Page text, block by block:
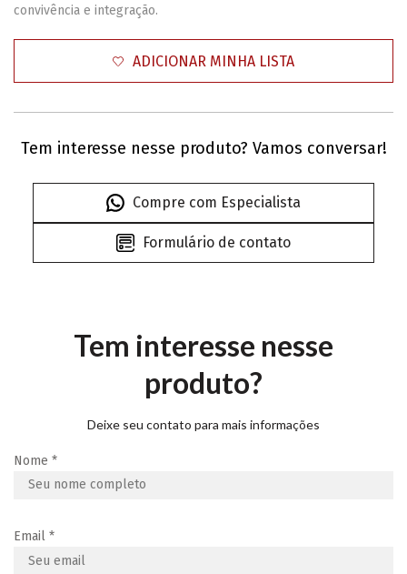
convivência e integração.
ADICIONAR MINHA LISTA
Tem interesse nesse produto? Vamos conversar!
Compre com Especialista
Formulário de contato
Tem interesse nesse
produto?
Deixe seu contato para mais informações
Nome *
Email *